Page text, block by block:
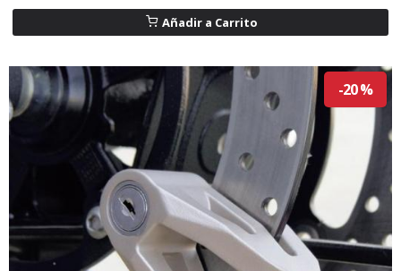
Añadir a Carrito
-20 %